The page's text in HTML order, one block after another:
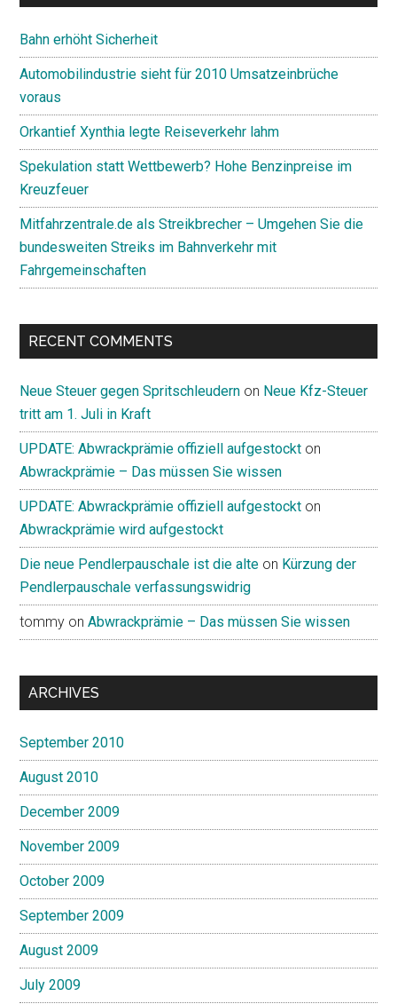
Bahn erhöht Sicherheit
Automobilindustrie sieht für 2010 Umsatzeinbrüche
voraus
Orkantief Xynthia legte Reiseverkehr lahm
Spekulation statt Wettbewerb? Hohe Benzinpreise im
Kreuzfeuer
Mitfahrzentrale.de als Streikbrecher – Umgehen Sie die
bundesweiten Streiks im Bahnverkehr mit
Fahrgemeinschaften
RECENT COMMENTS
Neue Steuer gegen Spritschleudern on Neue Kfz-Steuer
tritt am 1. Juli in Kraft
UPDATE: Abwrackprämie offiziell aufgestockt on
Abwrackprämie – Das müssen Sie wissen
UPDATE: Abwrackprämie offiziell aufgestockt on
Abwrackprämie wird aufgestockt
Die neue Pendlerpauschale ist die alte on Kürzung der
Pendlerpauschale verfassungswidrig
tommy onAbwrackprämie – Das müssen Sie wissen
ARCHIVES
September 2010
August 2010
December 2009
November 2009
October 2009
September 2009
August 2009
July 2009